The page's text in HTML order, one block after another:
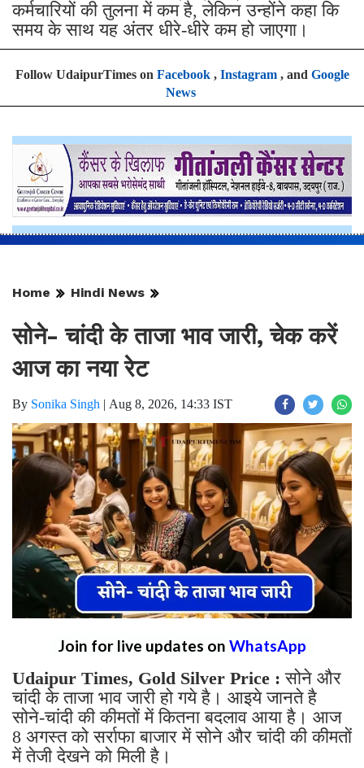
कर्मचारियों की तुलना में कम है, लेकिन उन्होंने कहा कि
समय के साथ यह अंतर धीरे-धीरे कम हो जाएगा।
Follow UdaipurTimes on Facebook, Instagram, and Google
News
Home Hindi News
सोने- चांदी के ताजा भाव जारी, चेक करें
आज का नया रेट
By Sonika Singh | Aug 8, 2026, 14:33 IST
Join for live updates on WhatsApp
Udaipur Times, Gold Silver Price :सोने और
चांदी के ताजा भाव जारी हो गये है। आइये जानते है
सोने-चांदी की कीमतों में कितना बदलाव आया है। आज
8 अगस्त को सर्राफा बाजार में सोने और चांदी की कीमतों
में तेजी देखने को मिली है।